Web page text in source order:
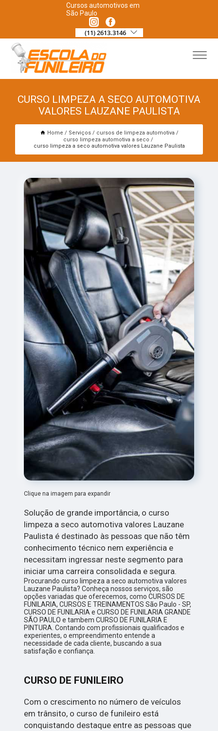
Cursos automotivos em
São Paulo
(11) 2613.3146
CURSO LIMPEZA A SECO AUTOMOTIVA
VALORES LAUZANE PAULISTA
Home Serviços
cursos de limpeza automotiva
curso limpeza automotiva a seco
curso limpeza a seco automotiva valores Lauzane Paulista
Clique na imagem para expandir
Solução de grande importância, o curso
limpeza a seco automotiva valores Lauzane
Paulista é destinado às pessoas que não têm
conhecimento técnico nem experiência e
necessitam ingressar neste segmento para
iniciar uma carreira consolidada e segura.
Procurando curso limpeza a seco automotiva valores
Lauzane Paulista? Conheça nossos serviços, são
opções variadas que oferecemos, como CURSOS DE
FUNILARIA, CURSOS E TREINAMENTOS São Paulo - SP,
CURSO DE FUNILARIA e CURSO DE FUNILARIA GRANDE
SÃO PAULO e tambem CURSO DE FUNILARIA E
PINTURA. Contando com profissionais qualificados e
experientes, o empreendimento entende a
necessidade de cada cliente, buscando a sua
satisfação e confiança.
CURSO DE FUNILEIRO
Com o crescimento no número de veículos
em trânsito, o curso de funileiro está
conquistando destaque entre as pessoas que